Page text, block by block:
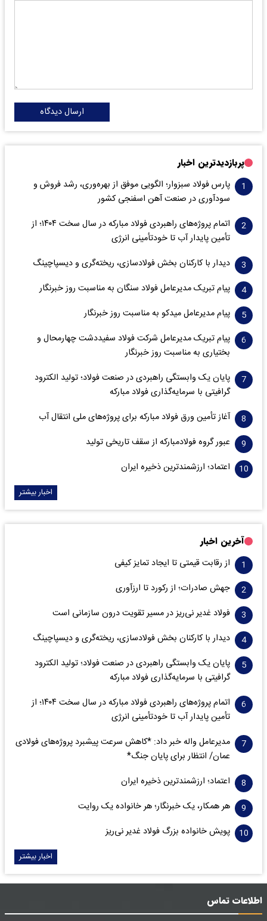
ارسال دیدگاه
پربازدیدترین اخبار
پارس فولاد سبزوار؛ الگویی موفق از بهره‌وری، رشد فروش و
سود‌آوری در صنعت آهن اسفنجی کشور
اتمام پروژه‌های راهبردی فولاد مبارکه در سال سخت ۱۴۰۴؛ از
تأمین پایدار آب تا خودتأمینی انرژی
دیدار با کارکنان بخش فولادسازی، ریخته‌گری و دیسپاچینگ
پیام تبریک مدیرعامل فولاد سنگان به مناسبت روز خبرنگار
پیام مدیرعامل میدکو به مناسبت روز خبرنگار
پیام تبریک مدیرعامل شرکت فولاد سفیددشت چهارمحال و
بختیاری به مناسبت روز خبرنگار
پایان یک وابستگی راهبردی در صنعت فولاد؛ تولید الکترود
گرافیتی با سرمایه‌گذاری فولاد مبارکه
آغاز تأمین ورق فولاد مبارکه برای پروژه‌های ملی انتقال آب
عبور گروه فولادمبارکه از سقف تاریخی تولید
اعتماد؛ ارزشمندترین ذخیره ایران
اخبار بیشتر
آخرین اخبار
از رقابت قیمتی تا ایجاد تمایز کیفی
جهش صادرات؛ از رکورد تا ارزآوری
فولاد غدیر نی‌ریز در مسیر تقویت درون سازمانی است
دیدار با کارکنان بخش فولادسازی، ریخته‌گری و دیسپاچینگ
پایان یک وابستگی راهبردی در صنعت فولاد؛ تولید الکترود
گرافیتی با سرمایه‌گذاری فولاد مبارکه
اتمام پروژه‌های راهبردی فولاد مبارکه در سال سخت ۱۴۰۴؛ از
تأمین پایدار آب تا خودتأمینی انرژی
مدیرعامل واله خبر داد: *کاهش سرعت پیشبرد پروژه‌های فولادی
عمان/ انتظار برای پایان جنگ*
اعتماد؛ ارزشمندترین ذخیره ایران
هر همکار، یک خبرنگار؛ هر خانواده یک روایت
پویش خانواده بزرگ فولاد غدیر نی‌ریز
اخبار بیشتر
اطلاعات تماس